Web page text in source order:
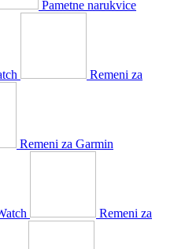
Pametne narukvice
Remeni za
Remeni za Garmin
Remeni za